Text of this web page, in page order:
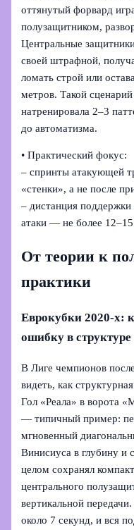
оттянутый форвард
полузащитником,
Центральные
своей штрафной,
ломать строй или
метров. Такой
натренировала 2–3
до автоматизма.
• Практический фокус:
– спринты атакующей
«стенки», а не после
– дистанция
атаки — не более
От теории к
практики
Еврокубки 2020-х:
ошибку в структуре
В Лиге чемпионов
видеть, как
Гол «Реала» в ворота
— типичный пример:
мгновенный
Винисиуса в глубину и
целом сохранял
центрального
вертикальной
около 7 секунд, и вся